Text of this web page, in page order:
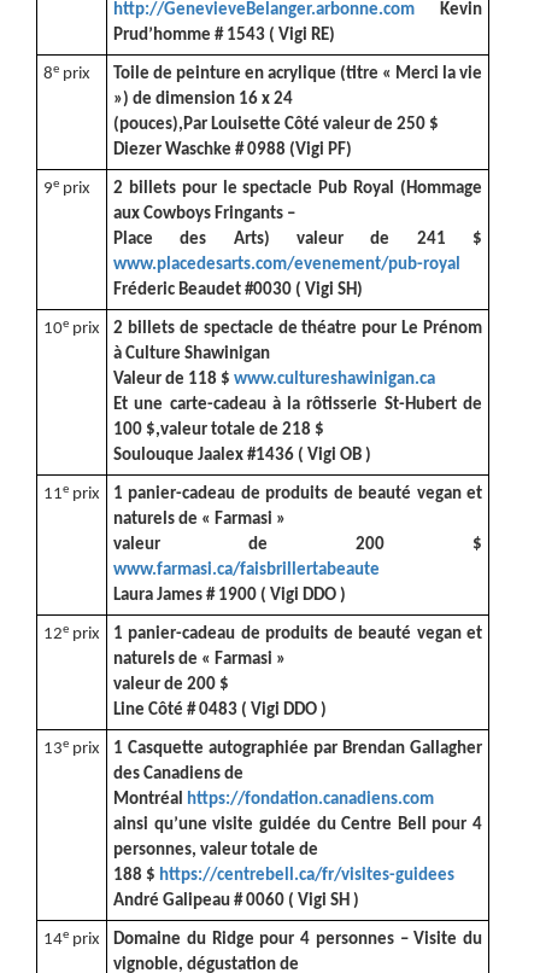
http://GenevieveBelanger.arbonne.com Kevin
Prud’homme # 1543 ( Vigi RE)
8e prix
Toile de peinture en acrylique (titre « Merci la vie
») de dimension 16 x 24
(pouces),Par Louisette Côté valeur de 250 $
Diezer Waschke # 0988 (Vigi PF)
9e prix
2 billets pour le spectacle Pub Royal (Hommage
aux Cowboys Fringants –
Place des Arts) valeur de 241 $
www.placedesarts.com/evenement/pub-royal
Fréderic Beaudet #0030 ( Vigi SH)
10e prix
2 billets de spectacle de théatre pour Le Prénom
à Culture Shawinigan
Valeur de 118 $ www.cultureshawinigan.ca
Et une carte-cadeau à la rôtisserie St-Hubert de
100 $,valeur totale de 218 $
Soulouque Jaalex #1436 ( Vigi OB )
11e prix
1 panier-cadeau de produits de beauté vegan et
naturels de « Farmasi »
valeur de 200 $
www.farmasi.ca/faisbrillertabeaute
Laura James # 1900 ( Vigi DDO )
12e prix
1 panier-cadeau de produits de beauté vegan et
naturels de « Farmasi »
valeur de 200 $
Line Côté # 0483 ( Vigi DDO )
13e prix
1 Casquette autographiée par Brendan Gallagher
des Canadiens de
Montréal https://fondation.canadiens.com
ainsi qu’une visite guidée du Centre Bell pour 4
personnes, valeur totale de
188 $ https://centrebell.ca/fr/visites-guidees
André Galipeau # 0060 ( Vigi SH )
14e prix
Domaine du Ridge pour 4 personnes – Visite du
vignoble, dégustation de